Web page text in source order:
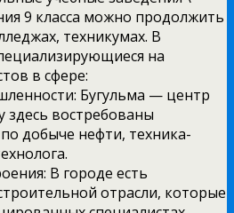
9 класса можно продолжить
техникумах. В
на
в сфере:
Бугульма — центр
востребованы
добыче нефти, техника-
В городе есть
отрасли, которые